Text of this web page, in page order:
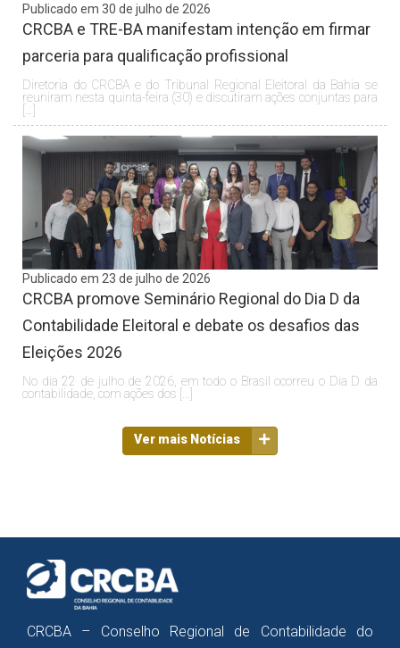
Publicado em 30 de julho de 2026
CRCBA e TRE-BA manifestam intenção em firmar
parceria para qualificação profissional
Diretoria do CRCBA e do Tribunal Regional Eleitoral da Bahia se
reuniram nesta quinta-feira (30) e discutiram ações conjuntas para
Publicado em 23 de julho de 2026
CRCBA promove Seminário Regional do Dia D da
Contabilidade Eleitoral e debate os desafios das
Eleições 2026
No dia 22 de julho de 2026, em todo o Brasil ocorreu o Dia D da
contabilidade, com ações dos […]
Ver mais Notícias
CRCBA – Conselho Regional de Contabilidade do